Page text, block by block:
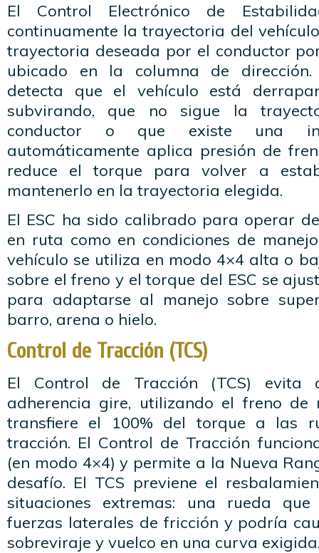
El Control Electrónico de
continuamente la trayectoria del
trayectoria deseada por el conductor
ubicado en la columna de
detecta que el vehículo está
subvirando, que no sigue la
conductor o que existe una
automáticamente aplica presión de
reduce el torque para volver a
mantenerlo en la trayectoria elegida.
El ESC ha sido calibrado para operar
en ruta como en condiciones de
vehículo se utiliza en modo 4×4 alta o
sobre el freno y el torque del ESC se
para adaptarse al manejo sobre
barro, arena o hielo.
Control de Tracción (TCS)
El Control de Tracción (TCS) evita
adherencia gire, utilizando el freno de
transfiere el 100% del torque a las
tracción. El Control de Tracción
(en modo 4×4) y permite a la Nueva
desafío. El TCS previene el
situaciones extremas: una rueda
fuerzas laterales de fricción y podría
sobreviraje y vuelco en una curva